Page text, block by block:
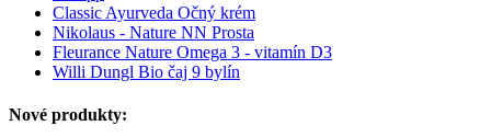
Classic Ayurveda Očný krém
Nikolaus - Nature NN Prosta
Fleurance Nature Omega 3 - vitamín D3
Willi Dungl Bio čaj 9 bylín
Nové produkty: